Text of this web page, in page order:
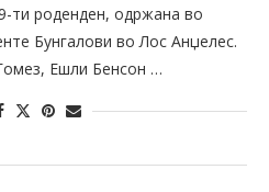
ти роденден, одржана во
Бунгалови во Лос Анџелес.
Ешли Бенсон …